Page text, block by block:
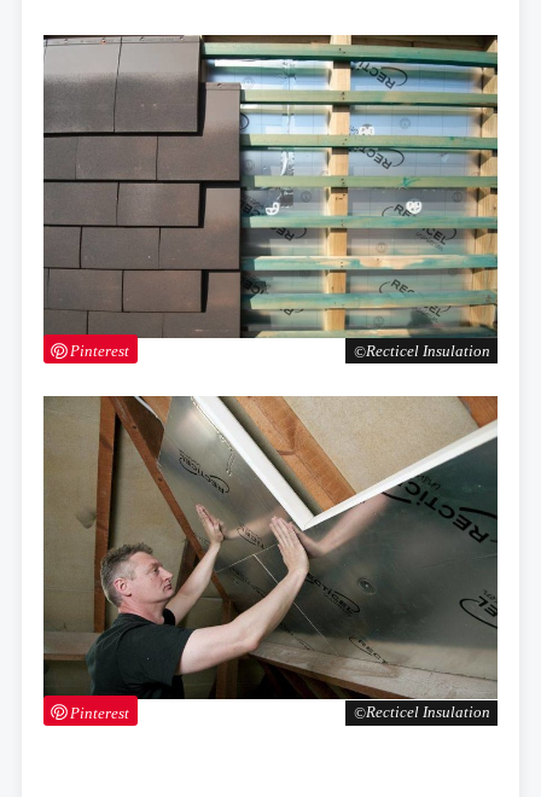
Recticel Insulation
Pinterest
Recticel Insulation
Pinterest